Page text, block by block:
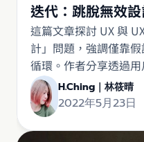
這篇文章探討 UX 與
計」問題，強調僅靠
循環。作者分享透過
效設計，打造真正符合
迭代：跳脫無效
H.Ching｜林筱晴
2022年5月23日